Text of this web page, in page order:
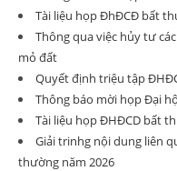
Tài liệu họp ĐhĐCĐ bất
Thông qua việc hủy tư
mỏ đất
Quyết định triệu tập
Thông báo mời họp Đại
Tài liệu họp ĐHĐCD bất
Giải trinhg nội dung liên
thường năm 2026